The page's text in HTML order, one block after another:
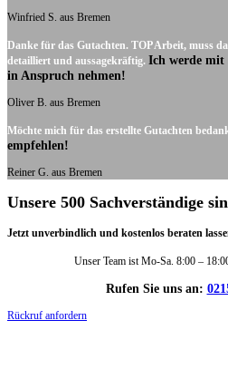
Winfried S. aus Bremen
Danke für das Gutachten. TOP Arbeit, muss
detailliert und aussagekräftig. Ich werde mit
in Anspruch nehmen!
Oliver B. aus Bremen
Möchte mich für das erstellte Gutachten
empfehlen!
Reiner G. aus Bremen
Unsere 500 Sachverständige
Jetzt unverbindlich und kostenlos beraten
Unser Team ist Mo-Sa. 8:00 –
Rufen Sie uns an:
Rückruf anfordern